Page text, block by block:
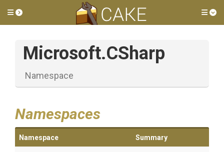
Toggle side menu
Microsoft.CSharp
Namespace
Namespaces
Namespace Summary